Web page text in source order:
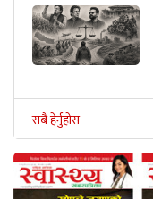
सबै हेर्नुहोस